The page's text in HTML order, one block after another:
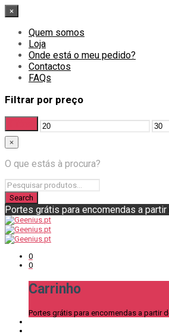
×
Quem somos
Loja
Onde está o meu pedido?
Contactos
FAQs
Filtrar por preço
Preço Preço
×
O que estás à procura?
Portes grátis para encomendas a
0
0
Carrinho
Portes grátis para encomendas a partir